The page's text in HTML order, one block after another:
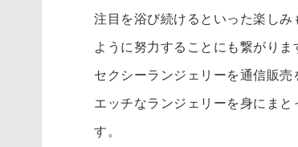
注目を浴び続けるといった楽し
ように努力することにも繋がり
セクシーランジェリーを通信販
エッチなランジェリーを身にま
す。